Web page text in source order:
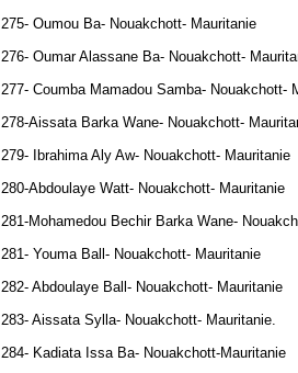
275- Oumou Ba- Nouakchott- Mauritanie
276- Oumar Alassane Ba- Nouakchott-
277- Coumba Mamadou Samba- Nouakchott-
278-Aissata Barka Wane- Nouakchott-
279- Ibrahima Aly Aw- Nouakchott- Mauritanie
280-Abdoulaye Watt- Nouakchott- Mauritanie
281-Mohamedou Bechir Barka Wane-
281- Youma Ball- Nouakchott- Mauritanie
282- Abdoulaye Ball- Nouakchott- Mauritanie
283- Aissata Sylla- Nouakchott- Mauritanie.
284- Kadiata Issa Ba- Nouakchott-Mauritanie